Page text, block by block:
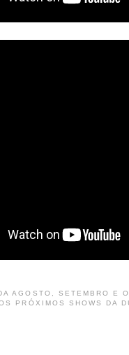
AGOSTO, SETEMBRO E
PRÓXIMOS SHOWS DA